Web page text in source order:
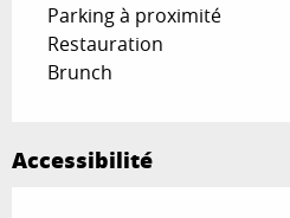
Parking à proximité
Restauration
Brunch
Accessibilité